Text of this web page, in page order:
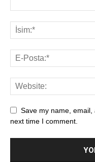
Save my name,
next time I comment.